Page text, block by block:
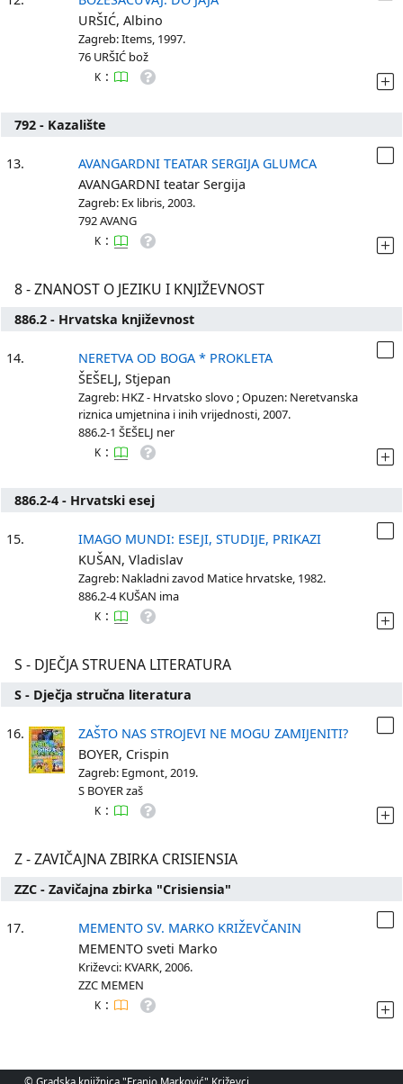
URŠIĆ, Albino
Zagreb: Items, 1997.
76 URŠIĆ bož
K :
792 - Kazalište
13.
AVANGARDNI TEATAR SERGIJA GLUMCA
AVANGARDNI teatar Sergija
Zagreb: Ex libris, 2003.
792 AVANG
K :
8 - ZNANOST O JEZIKU I KNJIŽEVNOST
886.2 - Hrvatska književnost
14.
NERETVA OD BOGA * PROKLETA
ŠEŠELJ, Stjepan
Zagreb: HKZ - Hrvatsko slovo ; Opuzen: Neretvanska
riznica umjetnina i inih vrijednosti, 2007.
886.2-1 ŠEŠELJ ner
K :
886.2-4 - Hrvatski esej
15.
IMAGO MUNDI: ESEJI, STUDIJE, PRIKAZI
KUŠAN, Vladislav
Zagreb: Nakladni zavod Matice hrvatske, 1982.
886.2-4 KUŠAN ima
K :
S - DJEČJA STRUENA LITERATURA
S - Dječja stručna literatura
16.
ZAŠTO NAS STROJEVI NE MOGU ZAMIJENITI?
BOYER, Crispin
Zagreb: Egmont, 2019.
S BOYER zaš
K :
Z - ZAVIČAJNA ZBIRKA CRISIENSIA
ZZC - Zavičajna zbirka "Crisiensia"
17.
MEMENTO SV. MARKO KRIŽEVČANIN
MEMENTO sveti Marko
Križevci: KVARK, 2006.
ZZC MEMEN
K :